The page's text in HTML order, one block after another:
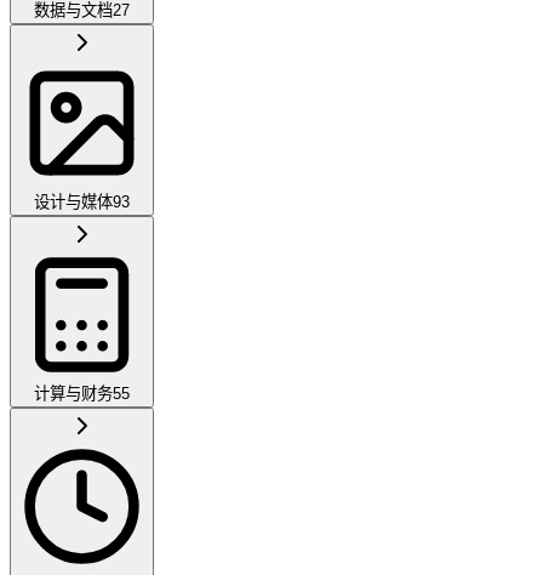
数据与文档27
设计与媒体93
计算与财务55